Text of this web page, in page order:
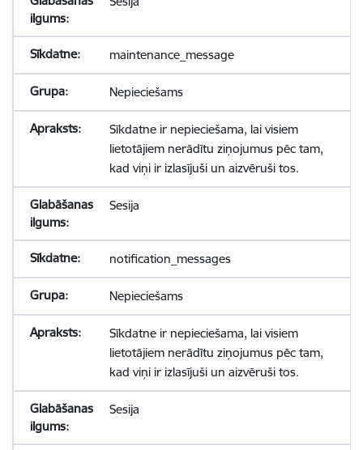
maintenance_message
Nepieciešams
Sīkdatne ir nepieciešama, lai visiem
lietotājiem nerādītu ziņojumus pēc tam,
kad viņi ir izlasījuši un aizvēruši tos.
Sesija
notification_messages
Nepieciešams
Sīkdatne ir nepieciešama, lai visiem
lietotājiem nerādītu ziņojumus pēc tam,
kad viņi ir izlasījuši un aizvēruši tos.
Sesija